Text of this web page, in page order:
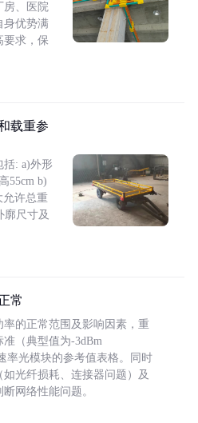
房、医院
身优势满
要求，保
载重参
括: a)外形
55cm b)
允许总重
廓尺寸及
常
的正常范围及影响因素，重
（典型值为-3dBm
率光模块的参考值表格。同时
光纤损耗、连接器问题）及
网络性能问题。